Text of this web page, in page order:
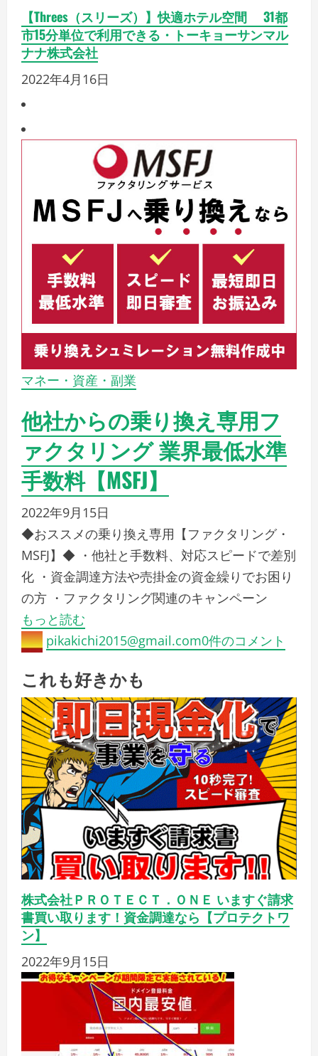
【Threes（スリーズ）】快適ホテル空間 31都
市15分単位で利用できる・トーキョーサンマル
ナナ株式会社
2022年4月16日
マネー・資産・副業
他社からの乗り換え専用フ
ァクタリング 業界最低水準
手数料【MSFJ】
2022年9月15日
◆おススメの乗り換え専用【ファクタリング・
MSFJ】◆ ・他社と手数料、対応スピードで差別
化 ・資金調達方法や売掛金の資金繰りでお困り
の方 ・ファクタリング関連のキャンペーン
もっと読む
pikakichi2015@gmail.com0件のコメント
これも好きかも
株式会社ＰＲＯＴＥＣＴ．ＯＮＥ いますぐ請求
書買い取ります！資金調達なら【プロテクトワ
ン】
2022年9月15日